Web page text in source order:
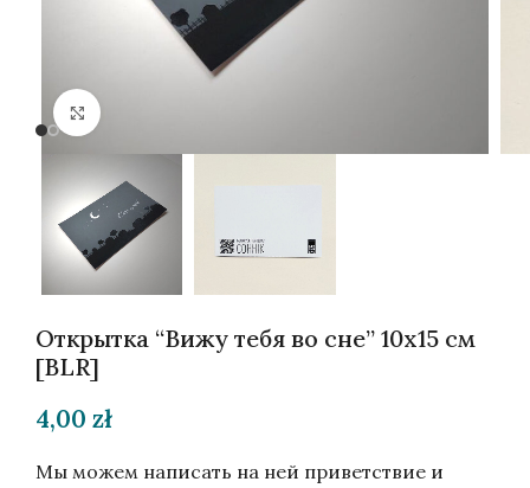
Открытка “Вижу тебя во сне” 10х15 см
[BLR]
4,00 zł
Мы можем написать на ней приветствие и